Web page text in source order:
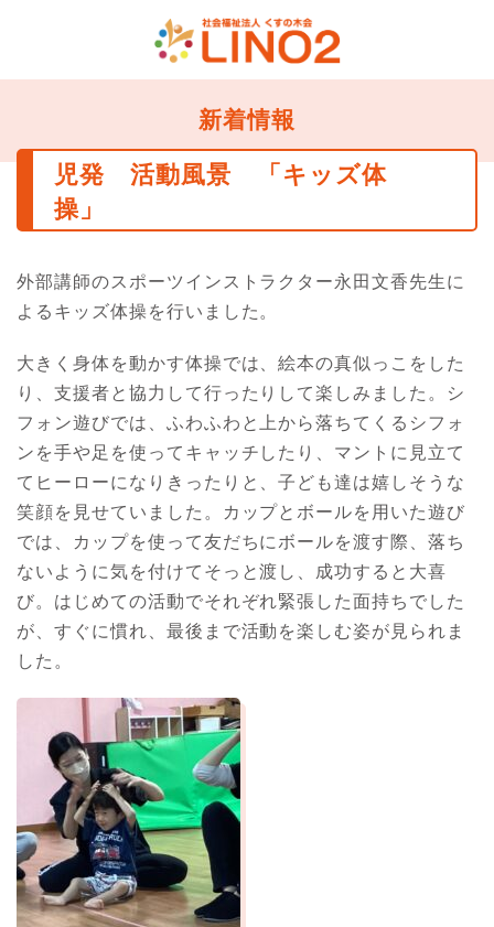
新着情報
児発 活動風景 「キッズ体
操」
外部講師のスポーツインストラクター永田文香先生に
よるキッズ体操を行いました。
大きく身体を動かす体操では、絵本の真似っこをした
り、支援者と協力して行ったりして楽しみました。シ
フォン遊びでは、ふわふわと上から落ちてくるシフォ
ンを手や足を使ってキャッチしたり、マントに見立て
てヒーローになりきったりと、子ども達は嬉しそうな
笑顔を見せていました。カップとボールを用いた遊び
では、カップを使って友だちにボールを渡す際、落ち
ないように気を付けてそっと渡し、成功すると大喜
び。はじめての活動でそれぞれ緊張した面持ちでした
が、すぐに慣れ、最後まで活動を楽しむ姿が見られま
した。